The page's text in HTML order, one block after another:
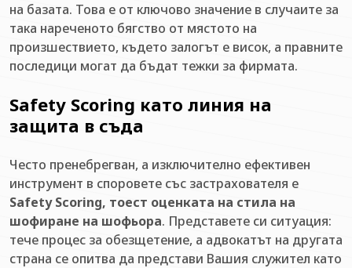
на базата. Това е от ключово значение в случаите за
така нареченото бягство от мястото на
произшествието, където залогът е висок, а правните
последици могат да бъдат тежки за фирмата.
Safety Scoring като линия на
защита в съда
Често пренебрегван, а изключително ефективен
инструмент в споровете със застрахователя е
Safety Scoring, тоест оценката на стила на
шофиране на шофьора. Представете си ситуация:
тече процес за обезщетение, а адвокатът на другата
страна се опитва да представи Вашия служител като